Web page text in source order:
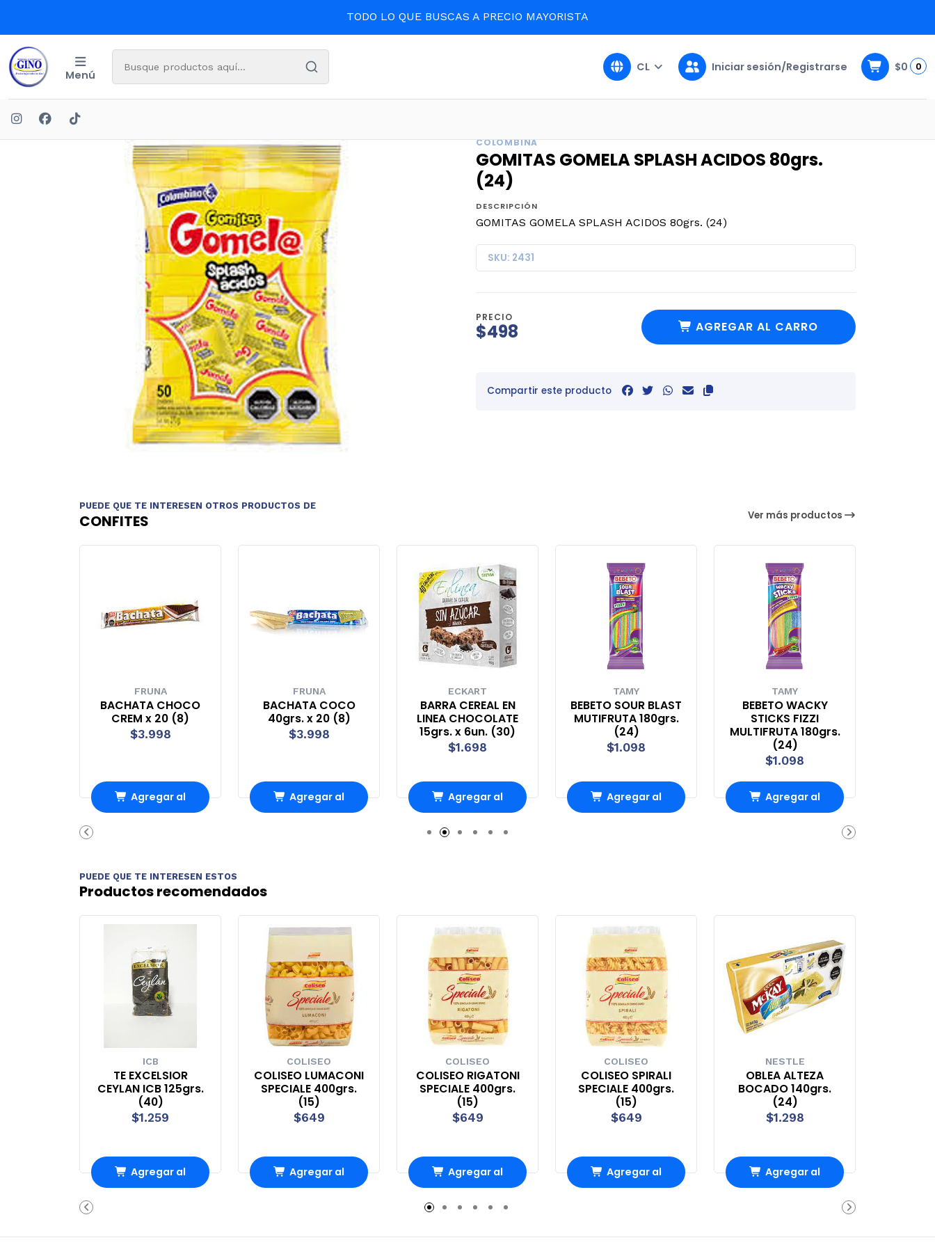
TODO LO QUE BUSCAS A PRECIO MAYORISTA
Menú
CL Iniciar sesión/Registrarse $0 0
COLOMBINA
GOMITAS GOMELA SPLASH ACIDOS 80grs.
(24)
DESCRIPCIÓN
GOMITAS GOMELA SPLASH ACIDOS 80grs. (24)
SKU: 2431
PRECIO
$498 AGREGAR AL CARRO
Compartir este producto
PUEDE QUE TE INTERESEN OTROS PRODUCTOS DE
CONFITES Ver más productos
FRUNA
BACHATA CHOCO
CREM x 20 (8)
$3.998
Agregar al
FRUNA
BACHATA COCO
40grs. x 20 (8)
$3.998
Agregar al
ECKART
BARRA CEREAL EN
LINEA CHOCOLATE
15grs. x 6un. (30)
$1.698
Agregar al
Carro
TAMY
BEBETO SOUR BLAST
MUTIFRUTA 180grs.
(24)
$1.098
Agregar al
TAMY
BEBETO WACKY
STICKS FIZZI
MULTIFRUTA 180grs.
(24)
$1.098
Agregar al
PUEDE QUE TE INTERESEN ESTOS
Productos recomendados
ICB
TE EXCELSIOR
CEYLAN ICB 125grs.
(40)
$1.259
Agregar al
COLISEO
COLISEO LUMACONI
SPECIALE 400grs.
(15)
$649
Agregar al
COLISEO
COLISEO RIGATONI
SPECIALE 400grs.
(15)
$649
Agregar al
Carro
COLISEO
COLISEO SPIRALI
SPECIALE 400grs.
(15)
$649
Agregar al
NESTLE
OBLEA ALTEZA
BOCADO 140grs.
(24)
$1.298
Agregar al